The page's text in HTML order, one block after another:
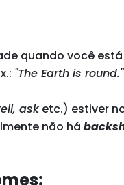
quando você
"The Earth is round."
ask etc.) estiver
não há